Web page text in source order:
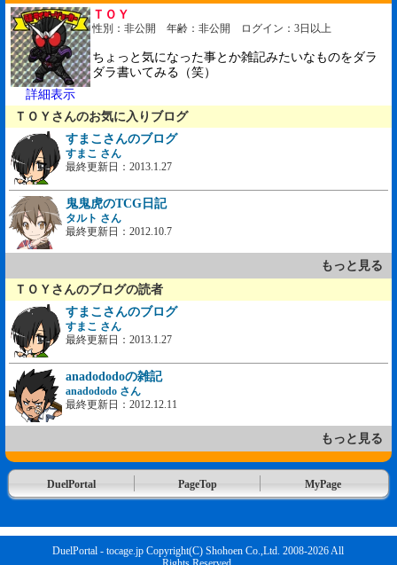
詳細表示
ＴＯＹ
性別：非公開 年齢：非公開 ログイン：3日以上
ちょっと気になった事とか雑記みたいなものをダラ
ダラ書いてみる（笑）
ＴＯＹさんのお気に入りブログ
すまこさんのブログ
すまこ さん
最終更新日：2013.1.27
鬼鬼虎のTCG日記
タルト さん
最終更新日：2012.10.7
もっと見る
ＴＯＹさんのブログの読者
すまこさんのブログ
すまこ さん
最終更新日：2013.1.27
anadododoの雑記
anadododo さん
最終更新日：2012.12.11
もっと見る
DuelPortal PageTop MyPage
DuelPortal - tocage.jp Copyright(C) Shohoen Co.,Ltd. 2008-2026 All